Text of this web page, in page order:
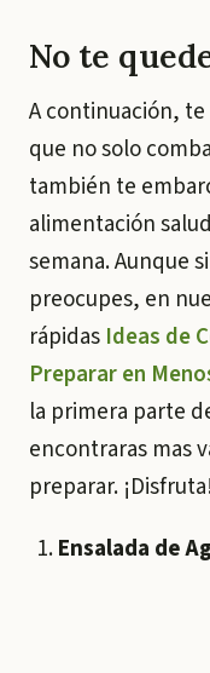
No te
A continuación,
que no solo
también te
alimentación
semana. Aunque
preocupes, en
rápidas Ideas de
Preparar en
la primera parte
encontraras mas
preparar.
Ensalada de